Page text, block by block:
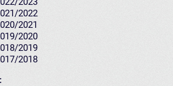
2022
2021
2020
2019
2018